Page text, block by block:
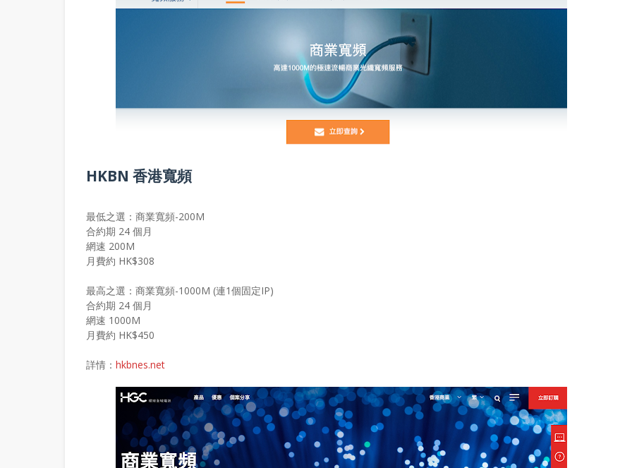
HKBN 香港寬頻
最低之選：商業寬頻-200M
合約期 24 個月
網速 200M
月費約 HK$308
最高之選：商業寬頻-1000M (連1個固定IP)
合約期 24 個月
網速 1000M
月費約 HK$450
詳情： hkbnes.net